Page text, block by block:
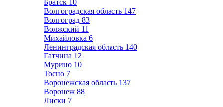
Братск 10
Волгоградская область 147
Волгоград 83
Волжский 11
Михайловка 6
Ленинградская область 140
Гатчина 12
Мурино 10
Тосно 7
Воронежская область 137
Воронеж 88
Лиски 7